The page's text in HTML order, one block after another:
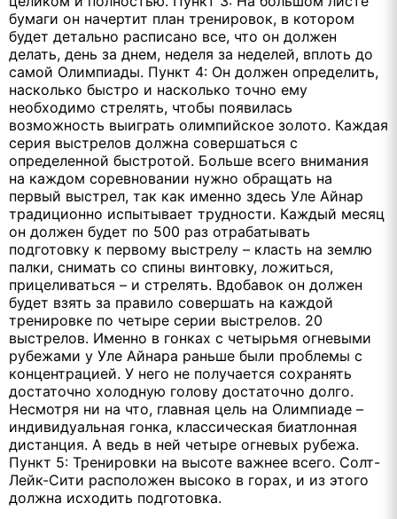
бумаги он начертит план тренировок, в котором
будет детально расписано все, что он должен
делать, день за днем, неделя за неделей, вплоть до
самой Олимпиады. Пункт 4: Он должен определить,
насколько быстро и насколько точно ему
необходимо стрелять, чтобы появилась
возможность выиграть олимпийское золото. Каждая
серия выстрелов должна совершаться с
определенной быстротой. Больше всего внимания
на каждом соревновании нужно обращать на
первый выстрел, так как именно здесь Уле Айнар
традиционно испытывает трудности. Каждый месяц
он должен будет по 500 раз отрабатывать
подготовку к первому выстрелу – класть на землю
палки, снимать со спины винтовку, ложиться,
прицеливаться – и стрелять. Вдобавок он должен
будет взять за правило совершать на каждой
тренировке по четыре серии выстрелов. 20
выстрелов. Именно в гонках с четырьмя огневыми
рубежами у Уле Айнара раньше были проблемы с
концентрацией. У него не получается сохранять
достаточно холодную голову достаточно долго.
Несмотря ни на что, главная цель на Олимпиаде –
индивидуальная гонка, классическая биатлонная
дистанция. А ведь в ней четыре огневых рубежа.
Пункт 5: Тренировки на высоте важнее всего. Солт-
Лейк-Сити расположен высоко в горах, и из этого
должна исходить подготовка.